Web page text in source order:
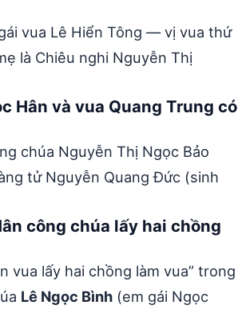
vua Lê Hiển Tông — vị vua thứ
là Chiêu nghi Nguyễn Thị
Hân và vua Quang Trung có
chúa Nguyễn Thị Ngọc Bảo
tử Nguyễn Quang Đức (sinh
công chúa lấy hai chồng
vua lấy hai chồng làm vua” trong
Lê Ngọc Bình (em gái Ngọc